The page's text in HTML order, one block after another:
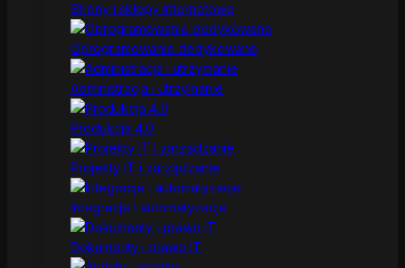
Strony i sklepy internetowe
Oprogramowanie dedykowane
Administracja i utrzymanie
Produkcja 4.0
Projekty IT i zarządzanie
Integracje i automatyzacje
Dokumenty i prawo IT